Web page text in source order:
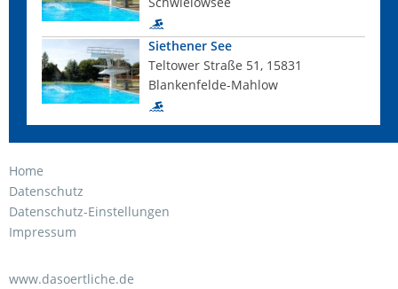
Siethener See
Teltower Straße 51, 15831
Blankenfelde-Mahlow
Home
Datenschutz
Datenschutz-Einstellungen
Impressum
www.dasoertliche.de